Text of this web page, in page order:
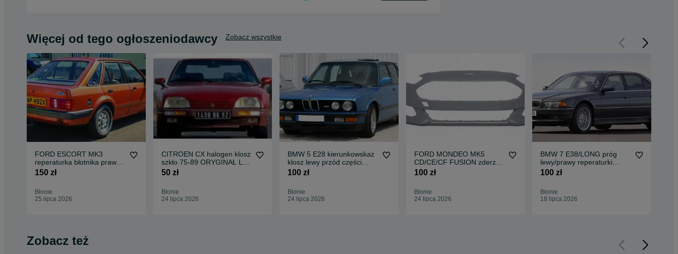
Więcej od tego ogłoszeniodawcy Zobacz wszystkie
FORD ESCORT MK3
reperaturka błotnika prawy
tył 4D 1980-1986 części
wszystkich modeli
150 zł
Błonie
25 lipca 2026
CITROEN CX halogen klosz
szkło 75-89 ORYGINAŁ L+P
komplet części blacharskie
50 zł
Błonie
24 lipca 2026
BMW 5 E28 kierunkowskaz
klosz lewy przód części
blacharskie nadwozia klocki
100 zł
Błonie
24 lipca 2026
FORD MONDEO MK5
CD/CE/CF FUSION zderzak
przedni fabrycznie nowy do
100 zł
Błonie
24 lipca 2026
BMW 7 E38/LONG próg
lewy/prawy reperaturki
błotnika tył poszycia
wszystkich modeli
100 zł
Błonie
18 lipca 2026
Zobacz też